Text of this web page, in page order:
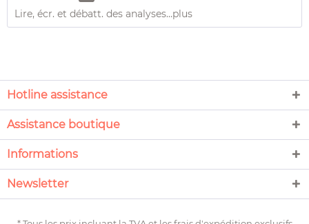
Lire, écr. et débatt. des analyses…plus
Hotline assistance
Assistance boutique
Informations
Newsletter